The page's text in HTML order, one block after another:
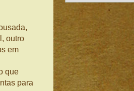
outro
em
que
para